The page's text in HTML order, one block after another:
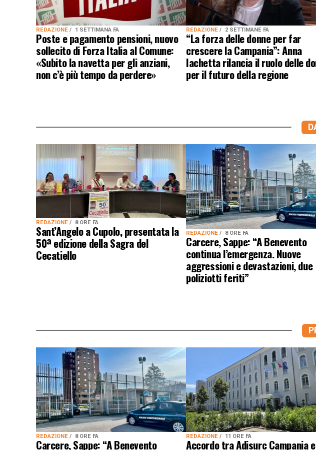
REDAZIONE 1 SETTIMANA FA
Poste e pagamento pensioni, nuovo
sollecito di Forza Italia al Comune:
«Subito la navetta per gli anziani,
non c’è più tempo da perdere»
REDAZIONE 2 SETTIMANE FA
“La forza delle donne per far
crescere la Campania”: Anna
Iachetta rilancia il ruolo delle
per il futuro della regione
REDAZIONE 8 ORE FA
Sant’Angelo a Cupolo, presentata la
50ª edizione della Sagra del
Cecatiello
REDAZIONE 8 ORE FA
Carcere, Sappe: “A Benevento
continua l’emergenza. Nuove
aggressioni e devastazioni, due
poliziotti feriti”
REDAZIONE 8 ORE FA
Carcere, Sappe: “A Benevento
REDAZIONE 11 ORE FA
Accordo tra Adisurc Campania e